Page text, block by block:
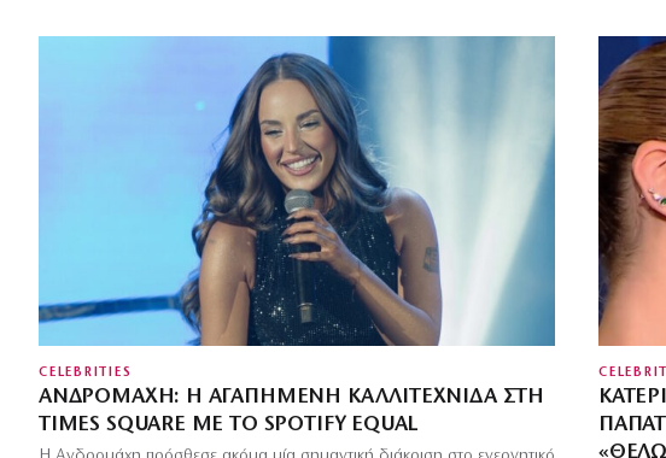
CELEBRITIES
ΑΝΔΡΟΜΆΧΗ: Η ΑΓΑΠΗΜΈΝΗ ΚΑΛΛΙΤΈΧΝΙΔΑ ΣΤΗ
TIMES SQUARE ΜΕ ΤΟ SPOTIFY EQUAL